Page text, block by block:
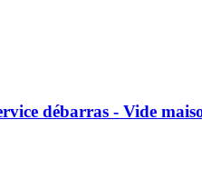
débarras - Vide